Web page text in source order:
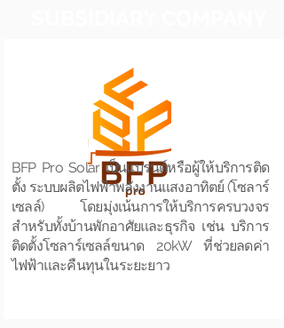
BFP Pro Solar เป็นแบรนด์หรือผู้ให้บริการติด
ตั้ง ระบบผลิตไฟฟ้าพลังงานแสงอาทิตย์ (โซลาร์
เซลล์) โดยมุ่งเน้นการให้บริการครบวงจร
สำหรับทั้งบ้านพักอาศัยและธุรกิจ เช่น บริการ
ติดตั้งโซลาร์เซลล์ขนาด 20kW ที่ช่วยลดค่า
ไฟฟ้าและคืนทุนในระยะยาว